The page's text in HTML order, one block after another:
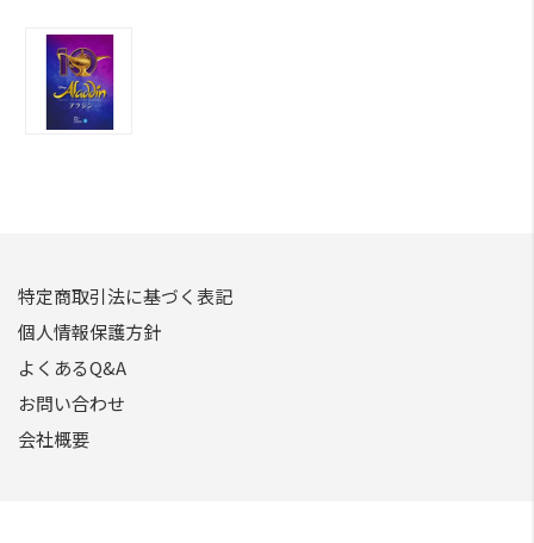
特定商取引法に基づく表記
個人情報保護方針
よくあるQ&A
お問い合わせ
会社概要